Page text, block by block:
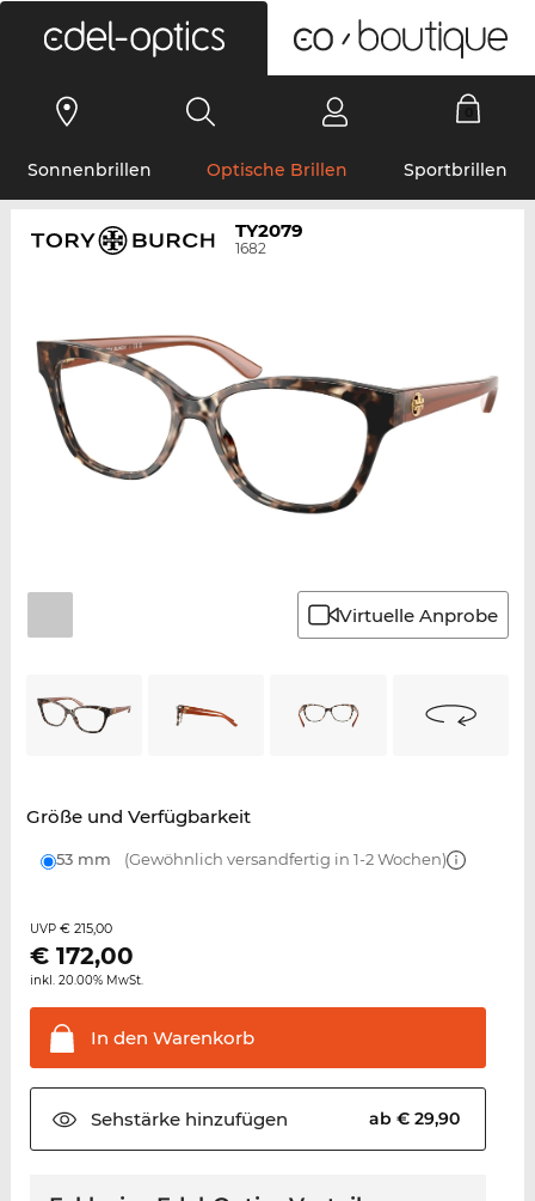
Sonnenbrillen Optische Brillen Sportbrillen
TY2079
1682
Virtuelle Anprobe
Größe und Verfügbarkeit
53 mm (Gewöhnlich versandfertig in 1-2 Wochen)
UVP € 215,00
€ 172,00
inkl. 20.00% MwSt.
In den Warenkorb
Sehstärkehinzufügen ab € 29,90